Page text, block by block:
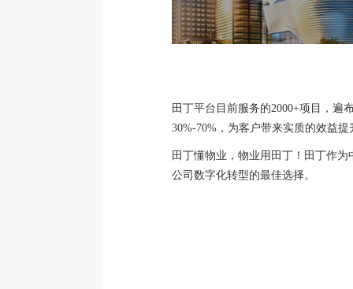
田丁平台目前服务的2000+项目，遍
30%-70%，为客户带来实质的效益
田丁懂物业，物业用田丁！田丁作
公司数字化转型的最佳选择。